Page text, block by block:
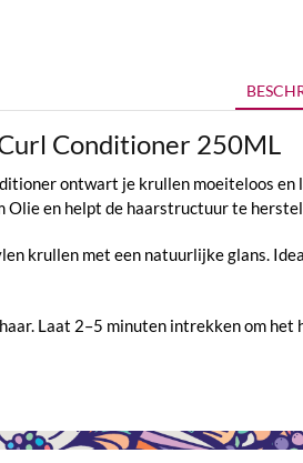
Conditioner 250ML
ontwart je krullen moeiteloos
Olie en helpt de haarstructuur te
krullen met een natuurlijke glans.
Laat 2–5 minuten intrekken om